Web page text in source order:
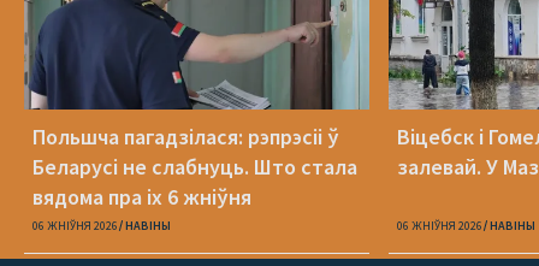
Польшча пагадзілася: рэпрэсіі ў
Беларусі не слабнуць. Што стала
вядома пра іх 6 жніўня
06 ЖНІЎНЯ 2026 НАВІНЫ
Віцебск і
залевай. У
06 ЖНІЎНЯ 2026 НАВІНЫ